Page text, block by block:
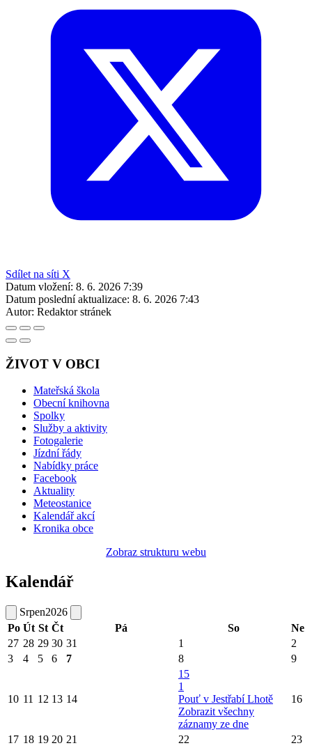
Sdílet na síti X
Datum vložení: 8. 6. 2026 7:39
Datum poslední aktualizace: 8. 6. 2026 7:43
Autor: Redaktor stránek
ŽIVOT V OBCI
Mateřská škola
Obecní knihovna
Spolky
Služby a aktivity
Fotogalerie
Jízdní řády
Nabídky práce
Facebook
Aktuality
Meteostanice
Kalendář akcí
Kronika obce
Zobraz strukturu webu
Kalendář
Srpen2026
Po Út St Čt Pá So
Ne
27 28 29 30 31 1
2
3
4 5 6 7 8 9
10 11 12 13 14
15
1
Pouť v Jestřabí Lhotě
Zobrazit všechny
záznamy ze dne
16
17 18 19 20 21 22 23